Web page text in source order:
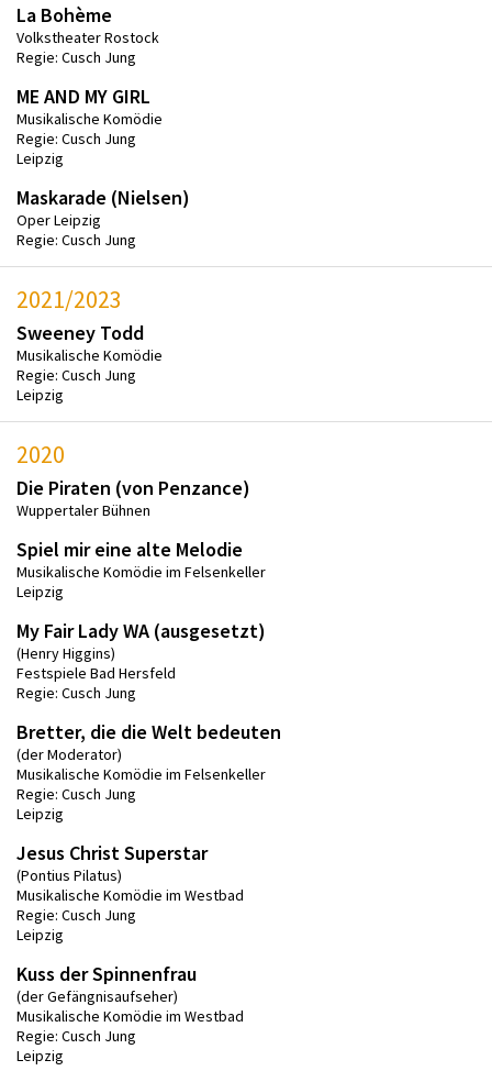
La Bohème
Volkstheater Rostock
Regie: Cusch Jung
ME AND MY GIRL
Musikalische Komödie
Regie: Cusch Jung
Leipzig
Maskarade (Nielsen)
Oper Leipzig
Regie: Cusch Jung
2021/2023
Sweeney Todd
Musikalische Komödie
Regie: Cusch Jung
Leipzig
2020
Die Piraten (von Penzance)
Wuppertaler Bühnen
Spiel mir eine alte Melodie
Musikalische Komödie im Felsenkeller
Leipzig
My Fair Lady WA (ausgesetzt)
(Henry Higgins)
Festspiele Bad Hersfeld
Regie: Cusch Jung
Bretter, die die Welt bedeuten
(der Moderator)
Musikalische Komödie im Felsenkeller
Regie: Cusch Jung
Leipzig
Jesus Christ Superstar
(Pontius Pilatus)
Musikalische Komödie im Westbad
Regie: Cusch Jung
Leipzig
Kuss der Spinnenfrau
(der Gefängnisaufseher)
Musikalische Komödie im Westbad
Regie: Cusch Jung
Leipzig